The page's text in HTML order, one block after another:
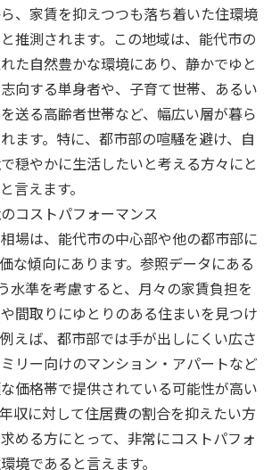
、家賃を抑えつつも落ち着いた住環境
推測されます。この地域は、能代市の
た自然豊かな環境にあり、静かでゆと
向する単身者や、子育て世帯、あるい
送る高齢者世帯など、幅広い層が暮ら
ます。特に、都市部の喧騒を避け、自
穏やかに生活したいと考える方々にと
言えます。
コストパフォーマンス
場は、能代市の中心部や他の都市部に
な傾向にあります。参照データにある
水準を考慮すると、月々の家賃負担を
間取りにゆとりのある住まいを見つけ
えば、都市部では手が出しにくい広さ
リー向けのマンション・アパートなど
価格帯で提供されている可能性が高い
収に対して住居費の割合を抑えたい方
める方にとって、非常にコストパフォ
境であると言えます。